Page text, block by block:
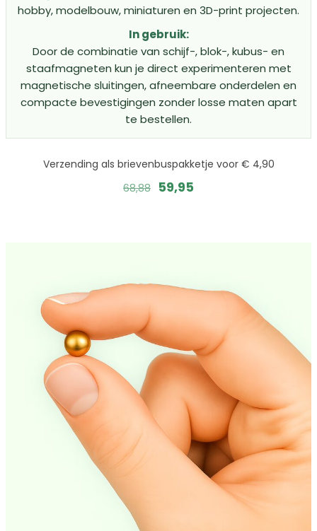
hobby, modelbouw, miniaturen en 3D-print projecten.
In gebruik:
Door de combinatie van schijf-, blok-, kubus- en
staafmagneten kun je direct experimenteren met
magnetische sluitingen, afneembare onderdelen en
compacte bevestigingen zonder losse maten apart
te bestellen.
Verzending als brievenbuspakketje voor € 4,90
68,88 Oorspronkelijke
59,95